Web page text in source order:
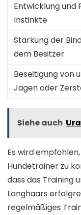
Entwicklung und
Instinkte
Stärkung der
dem Besitzer
Beseitigung von
Jagen oder
Siehe auch
Es wird
Hundetrainer zu
dass das Training
Langhaars
regelmäßiges